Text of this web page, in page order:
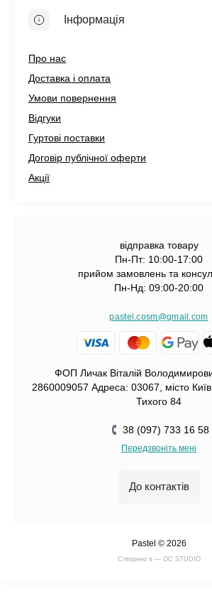
Інформація
Про нас
Доставка і оплата
Умови повернення
Відгуки
Гуртові поставки
Договір публічної оферти
Акції
відправка товару
Пн-Пт: 10:00-17:00
прийом замовлень та
Пн-Нд: 09:00-20:00
pastel.cosm@gmail.com
ФОП Личак Віталій
2860009057 Адреса: 03067, місто
Тихого 84
38 (097) 733 16 58
Передзвоніть мені
До контактів
Pastel © 2026
Cтворено в — OC STUDIO